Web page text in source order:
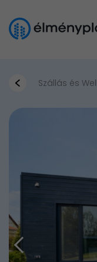
Szállás és